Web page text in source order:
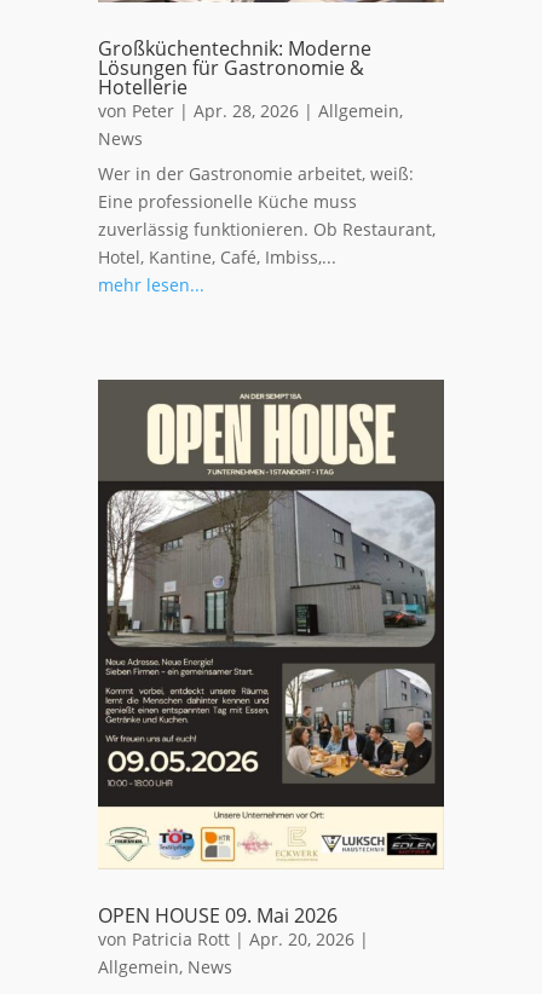
Großküchentechnik: Moderne
Lösungen für Gastronomie &
Hotellerie
von Peter| Apr. 28, 2026| Allgemein,
News
Wer in der Gastronomie arbeitet, weiß:
Eine professionelle Küche muss
zuverlässig funktionieren. Ob Restaurant,
Hotel, Kantine, Café, Imbiss,...
mehr lesen...
OPEN HOUSE 09. Mai 2026
von Patricia Rott| Apr. 20, 2026|
Allgemein, News